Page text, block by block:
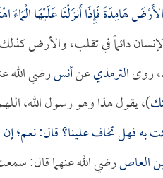
هَامِدَةً فَإِذَا أَنزَلْنَا عَلَيْهَا
دائماً في تقلب، والأرض
روىالترمذيعنأنسرضي الله
)، يقول هذا وهو رسول الله،
به فهل تخاف علينا؟ قال: نعم؛
العاصرضي الله عنهما قال: